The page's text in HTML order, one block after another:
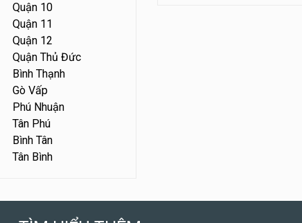
Quận 10
Quận 11
Quận 12
Quận Thủ Đức
Bình Thạnh
Gò Vấp
Phú Nhuận
Tân Phú
Bình Tân
Tân Bình